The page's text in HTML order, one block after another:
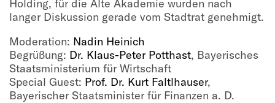
Holding, für die Alte Akademie wurden nach
langer Diskussion gerade vom Stadtrat genehmigt.
Moderation: Nadin Heinich
Begrüßung: Dr. Klaus-Peter Potthast, Bayerisches
Staatsministerium für Wirtschaft
Special Guest: Prof. Dr. Kurt Faltlhauser,
Bayerischer Staatsminister für Finanzen a. D.